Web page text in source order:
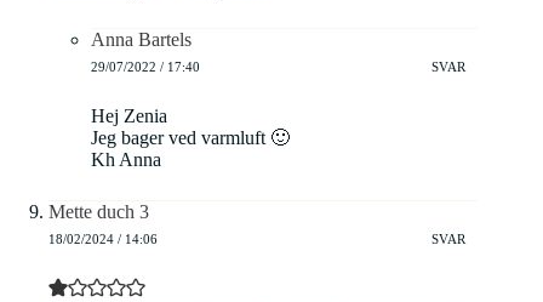
Anna Bartels
29/07/2022 / 17:40 SVAR
Hej Zenia
Jeg bager ved varmluft 🙂
Kh Anna
Mette duch 3
18/02/2024 / 14:06 SVAR